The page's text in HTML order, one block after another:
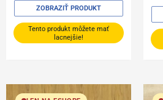
Tento produkt môžete mať
lacnejšie!
ZOBRAZIŤ PRODUKT